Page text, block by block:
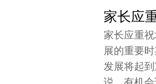
家长应
家长应重
展的重要
发展将起